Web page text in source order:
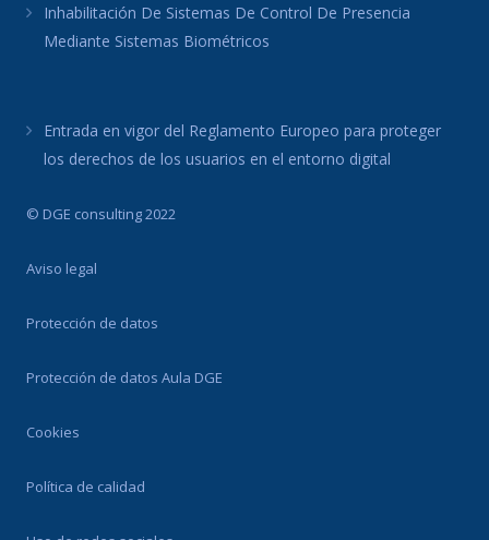
Inhabilitación De Sistemas De Control De Presencia
Mediante Sistemas Biométricos
Entrada en vigor del Reglamento Europeo para proteger
los derechos de los usuarios en el entorno digital
© DGE consulting 2022
Aviso legal
Protección de datos
Protección de datos Aula DGE
Cookies
Política de calidad